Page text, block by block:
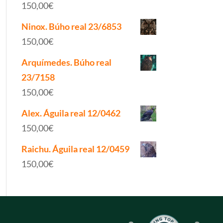
150,00€
Ninox. Búho real 23/6853
150,00€
Arquímedes. Búho real
23/7158
150,00€
Alex. Águila real 12/0462
150,00€
Raichu. Águila real 12/0459
150,00€